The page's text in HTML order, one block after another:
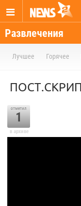
Развлечения
Лучшее Горячее
отметил
1
в архиве